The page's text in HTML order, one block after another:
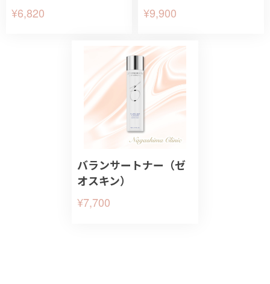
¥6,820
¥9,900
バランサートナー（ゼ
オスキン）
¥7,700